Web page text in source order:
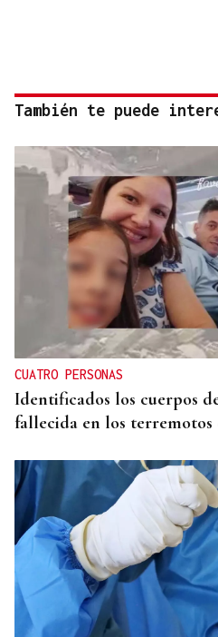
También te puede
CUATRO PERSONAS
Identificados los cuerpos
fallecida en los terremotos